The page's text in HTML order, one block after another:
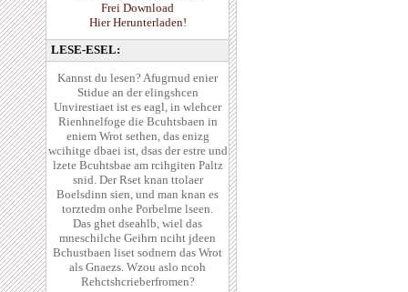
Frei Download
Hier Herunterladen!
LESE-ESEL:
Kannst du lesen? Afugrnud enier
Stidue an der elingshcen
Unvirestiaet ist es eagl, in wlehcer
Rienhnelfoge die Bcuhtsbaen in
eniem Wrot sethen, das enizg
wcihitge dbaei ist, dsas der estre und
lzete Bcuhtsbae am rcihgiten Paltz
snid. Der Rset knan ttolaer
Boelsdinn sien, und man knan es
torztedm onhe Porbelme lseen.
Das ghet dseahlb, wiel das
mneschilche Geihrn nciht jdeen
Bchustbaen liset sodnern das Wrot
als Gnaezs. Wzou aslo ncoh
Rehctshcrieberfromen?